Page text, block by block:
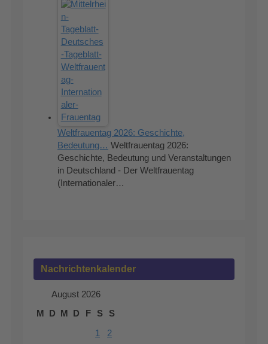
Weltfrauentag 2026: Geschichte,
Bedeutung… Weltfrauentag 2026:
Geschichte, Bedeutung und Veranstaltungen
in Deutschland - Der Weltfrauentag
(Internationaler…
Nachrichtenkalender
August 2026
M
D M D F S S
1 2